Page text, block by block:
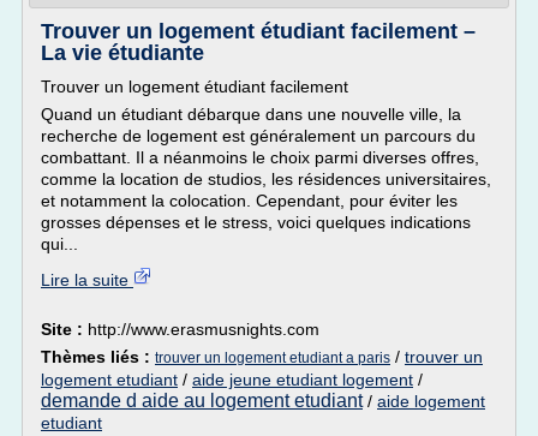
Trouver un logement étudiant facilement –
La vie étudiante
Trouver un logement étudiant facilement
Quand un étudiant débarque dans une nouvelle ville, la
recherche de logement est généralement un parcours du
combattant. Il a néanmoins le choix parmi diverses offres,
comme la location de studios, les résidences universitaires,
et notamment la colocation. Cependant, pour éviter les
grosses dépenses et le stress, voici quelques indications
qui...
Lire la suite
Site : http://www.erasmusnights.com
Thèmes liés : trouver un logement etudiant a paris / trouver un
logement etudiant / aide jeune etudiant logement /
demande d aide au logement etudiant/ aide logement
etudiant